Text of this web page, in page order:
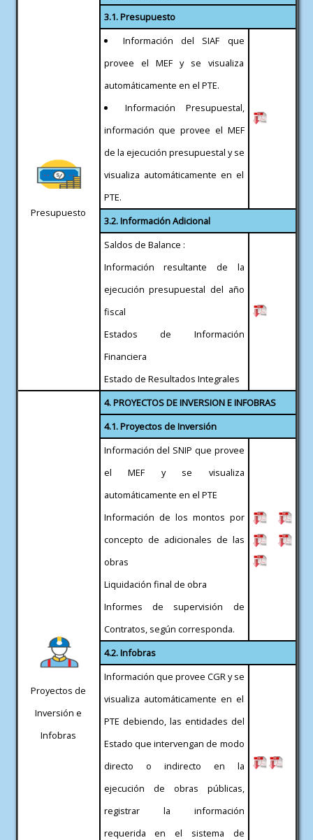
Presupuesto
3.1. Presupuesto
Información del SIAF que
provee el MEF y se visualiza
automáticamente en el PTE.
Información Presupuestal,
información que provee el MEF
de la ejecución presupuestal y se
visualiza automáticamente en el
PTE.
3.2. Información Adicional
Saldos de Balance :
Información resultante de la
ejecución presupuestal del año
fiscal
Estados de Información
Financiera
Estado de Resultados Integrales
Proyectos de
Inversión e
Infobras
4. PROYECTOS DE INVERSION E INFOBRAS
4.1. Proyectos de Inversión
Información del SNIP que provee
el MEF y se visualiza
automáticamente en el PTE
Información de los montos por
concepto de adicionales de las
obras
Liquidación final de obra
Informes de supervisión de
Contratos, según corresponda.
4.2. Infobras
Información que provee CGR y se
visualiza automáticamente en el
PTE debiendo, las entidades del
Estado que intervengan de modo
directo o indirecto en la
ejecución de obras públicas,
registrar la información
requerida en el sistema de